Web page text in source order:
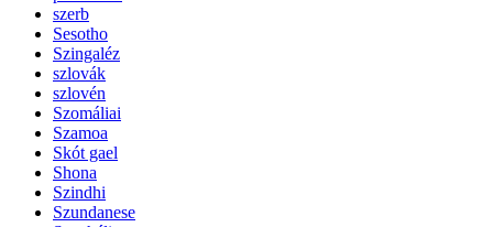
szerb
Sesotho
Szingaléz
szlovák
szlovén
Szomáliai
Szamoa
Skót gael
Shona
Szindhi
Szundanese